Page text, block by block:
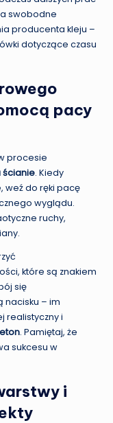
swobodne
producenta kleju –
dotyczące czasu
pacy
procesie
ścianie. Kiedy
weź do ręki pacę
wyglądu.
ruchy,
które są znakiem
się
nacisku – im
realistyczny i
. Pamiętaj, że
sukcesu w
i